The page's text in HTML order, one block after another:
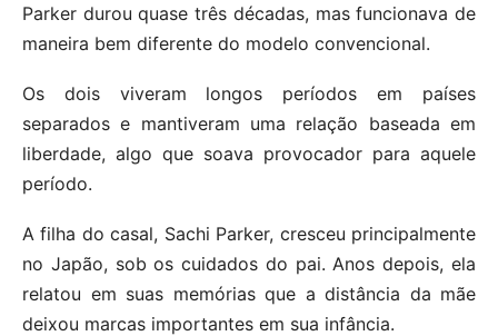
Parker durou quase três décadas, mas funcionava de
maneira bem diferente do modelo convencional.
Os dois viveram longos períodos em países
separados e mantiveram uma relação baseada em
liberdade, algo que soava provocador para aquele
período.
A filha do casal, Sachi Parker, cresceu principalmente
no Japão, sob os cuidados do pai. Anos depois, ela
relatou em suas memórias que a distância da mãe
deixou marcas importantes em sua infância.